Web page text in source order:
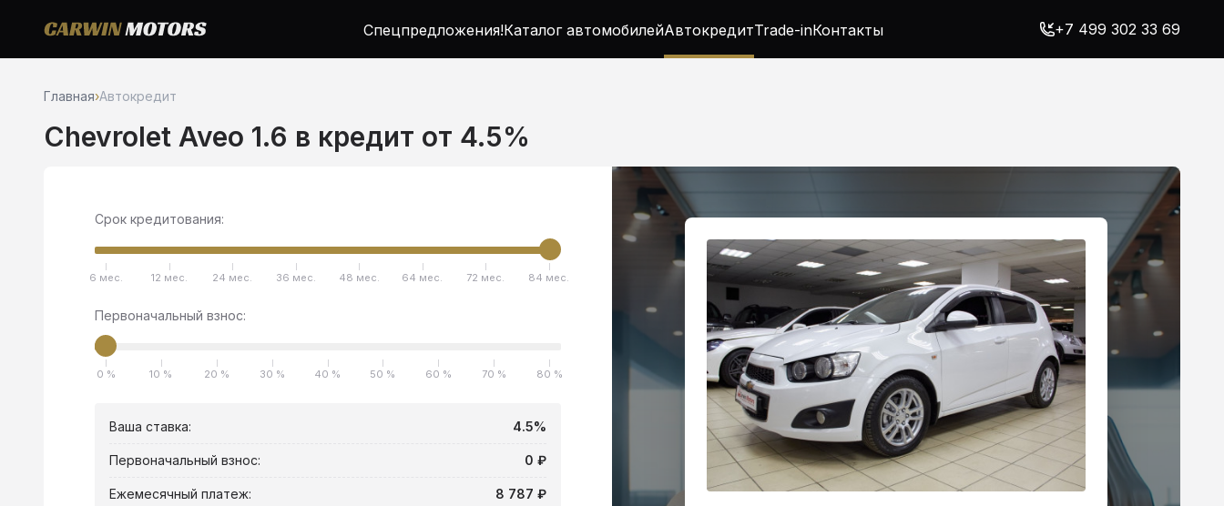
Спецпредложения!Каталог автомобилейАвтокредитTrade-inКонтакты +7 499 302 33 69
Главная›Автокредит
Chevrolet Aveo 1.6 в кредит от 4.5%
Срок кредитования:
6 мес. 12 мес. 24 мес. 36 мес. 48 мес. 64 мес. 72 мес. 84 мес.
Первоначальный взнос:
0 % 10 % 20 % 30 % 40 % 50 % 60 % 70 % 80 %
Ваша ставка: 4.5%
Первоначальный взнос: 0 ₽
Ежемесячный платеж: 8 787 ₽